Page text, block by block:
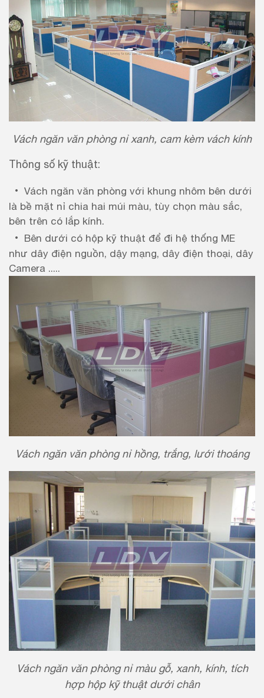
Vách ngăn văn phòng nỉ xanh, cam kèm vách kính
Thông số kỹ thuật:
Vách ngăn văn phòng với khung nhôm bên dưới
là bề mặt nỉ chia hai múi màu, tùy chọn màu sắc,
bên trên có lắp kính.
Bên dưới có hộp kỹ thuật để đi hệ thống ME
như dây điện nguồn, dậy mạng, dây điện thoại, dây
Camera .....
Vách ngăn văn phòng nỉ hồng, trắng, lưới thoáng
Vách ngăn văn phòng nỉ màu gỗ, xanh, kính, tích
hợp hộp kỹ thuật dưới chân